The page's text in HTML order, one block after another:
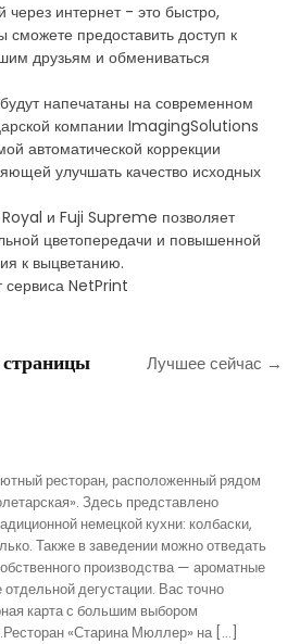
интернет - это быстро,
предоставить доступ к
друзьям и обмениваться
напечатаны на современном
компании ImagingSolutions
автоматической коррекции
улучшать качество исходных
и Fuji Supreme позволяет
цветопередачи и повышенной
к выцветанию.
сервиса NetPrint
Лучшее сейчас →
ресторан, расположенный рядом
Здесь представлено
немецкой кухни: колбаски,
Также в заведении можно отведать
производства — ароматные
дегустации. Вас точно
карта с большим выбором
«Старина Мюллер» на […]